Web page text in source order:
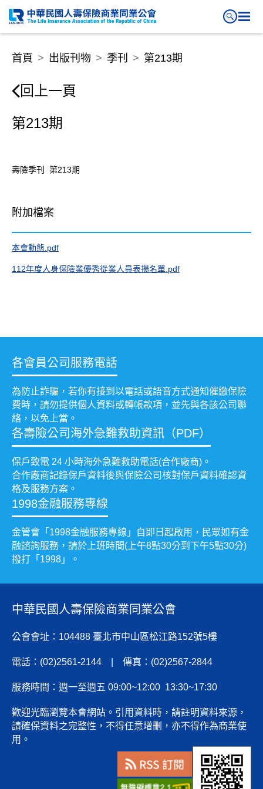
第213期
首頁 出版刊物 季刊 第213期
回上一頁
第213期
壽險季刊 第213期
附加檔案
本會動態.pdf
112年度人身保險業優秀從業人員表揚名單.pdf
各會員公司服務電話
為防止詐騙，若你有接到以電話或語音方式通知催繳保險
費時，請勿提供個人資料或轉帳款項，並先與各該公司聯
絡，以免上當。
各壽險公司海外急難救助資訊（PDF）
保戶致電 24 小時海外急難救助電話(合作廠商)。
合作廠商記錄保戶資料後與保險公司核對保戶資料確認資
格及服務方案。
1998金融服務專線
金管會「1998金融服務專線」自即日起啟用，民眾如有金
融諮詢服務，請於上班時間(上午8點30分到下午5點30分)
撥打「1998」。
中華民國人壽保險商業同業公會
公會會址：104488 臺北市中山區松江路152號5樓
電話：(02)2561-2144 | 傳真：(02)2567-2844
服務時間：週一至週五 09:00~12:00 13:30~17:30
歡迎光臨瀏覽本會網站。引用資料時，請註明資料來源，
請確保資料之完整性，不得任意增刪，亦不得作為商業使
用。